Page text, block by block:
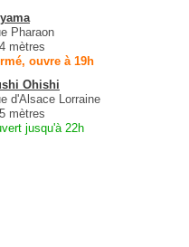
Pharaon
mètres
ouvre à 19h
Ohishi
d'Alsace Lorraine
mètres
jusqu'à 22h